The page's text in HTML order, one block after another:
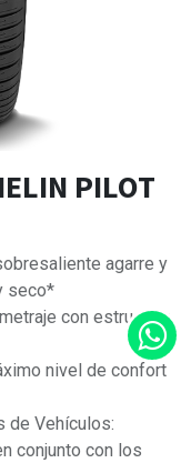
PILOT
agarre y
seco*
con estructura
nivel de confort
de Vehículos:
conjunto con los